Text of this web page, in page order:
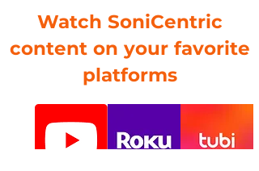
Watch SoniCentric
content on your favorite
platforms